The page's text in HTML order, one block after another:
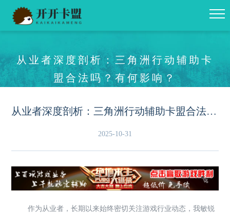
从业者深度剖析：三角洲行动辅助卡
盟合法吗？有何影响？
从业者深度剖析：三角洲行动辅助卡盟合法吗？有何影响？
2025-10-31
作为从业者，长期以来始终密切关注游戏行业动态，我敏锐